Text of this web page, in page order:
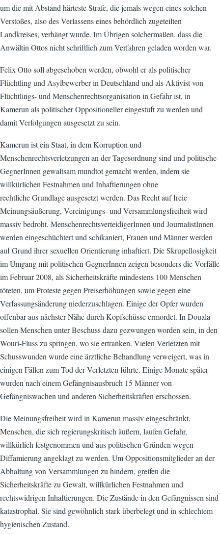
um die mit Abstand härteste Strafe, die jemals wegen eines solchen
Verstoßes, also des Verlassens eines behördlich zugeteilten
Landkreises, verhängt wurde. Im Übrigen solchermaßen, dass die
Anwältin Ottos nicht schriftlich zum Verfahren geladen worden war.
Felix Otto soll abgeschoben werden, obwohl er als politischer
Flüchtling und Asylbewerber in Deutschland und als Aktivist von
Flüchtlings- und Menschenrechtsorganisation in Gefahr ist, in
Kamerun als politischer Oppositioneller eingestuft zu werden und
damit Verfolgungen ausgesetzt zu sein.
Kamerun ist ein Staat, in dem Korruption und
Menschenrechtsverletzungen an der Tagesordnung sind und politische
GegnerInnen gewaltsam mundtot gemacht werden, indem sie
willkürlichen Festnahmen und Inhaftierungen ohne
rechtliche Grundlage ausgesetzt werden. Das Recht auf freie
Meinungsäußerung, Vereinigungs- und Versammlungsfreiheit wird
massiv bedroht. MenschenrechtsverteidigerInnen und JournalistInnen
werden eingeschüchtert und schikaniert, Frauen und Männer werden
auf Grund ihrer sexuellen Orientierung inhaftiert. Die Skrupellosigkeit
im Umgang mit politischen GegnerInnen zeigen besonders die Vorfälle
im Februar 2008, als Sicherheitskräfte mindestens 100 Menschen
töteten, um Proteste gegen Preiserhöhungen sowie gegen eine
Verfassungsänderung niederzuschlagen. Einige der Opfer wurden
offenbar aus nächster Nähe durch Kopfschüsse ermordet. In Douala
sollen Menschen unter Beschuss dazu gezwungen worden sein, in den
Wouri-Fluss zu springen, wo sie ertranken. Vielen Verletzten mit
Schusswunden wurde eine ärztliche Behandlung verweigert, was in
einigen Fällen zum Tod der Verletzten führte. Einige Monate später
wurden nach einem Gefängnisausbruch 15 Männer von
Gefängniswachen und anderen Sicherheitskräften erschossen.
Die Meinungsfreiheit wird in Kamerun massiv eingeschränkt.
Menschen, die sich regierungskritisch äußern, laufen Gefahr,
willkürlich festgenommen und aus politischen Gründen wegen
Diffamierung angeklagt zu werden. Um Oppositionsmitglieder an der
Abhaltung von Versammlungen zu hindern, greifen die
Sicherheitskräfte zu Gewalt, willkürlichen Festnahmen und
rechtswidrigen Inhaftierungen. Die Zustände in den Gefängnissen sind
katastrophal. Sie sind gewöhnlich stark überbelegt und in schlechtem
hygienischen Zustand.